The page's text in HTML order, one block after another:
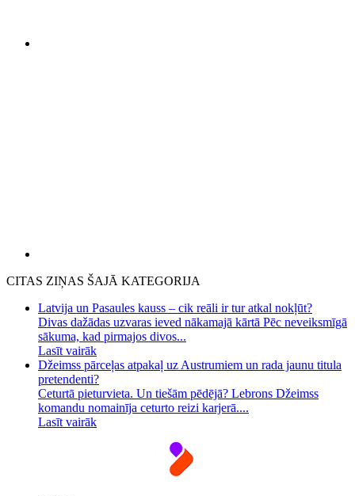
CITAS ZIŅAS ŠAJĀ KATEGORIJA
Latvija un Pasaules kauss – cik reāli ir tur atkal nokļūt?
Divas dažādas uzvaras ieved nākamajā kārtā Pēc neveiksmīgā
sākuma, kad pirmajos divos...
Lasīt vairāk
Džeimss pārceļas atpakaļ uz Austrumiem un rada jaunu titula
pretendenti?
Ceturtā pieturvieta. Un tiešām pēdējā? Lebrons Džeimss
komandu nomainīja ceturto reizi karjerā....
Lasīt vairāk